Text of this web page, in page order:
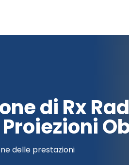
di Rx
delle prestazioni